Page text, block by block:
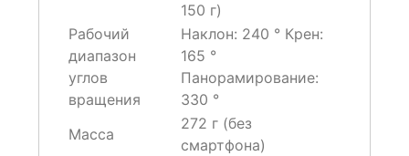
150 г)
Рабочий
диапазон
углов
вращения
Наклон: 240 ° Крен:
165 °
Панорамирование:
330 °
Масса
272 г (без
смартфона)